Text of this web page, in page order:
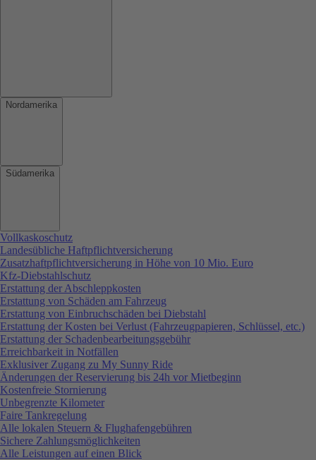
Nordamerika
Südamerika
Vollkaskoschutz
Landesübliche Haftpflichtversicherung
Zusatzhaftpflichtversicherung in Höhe von 10 Mio. Euro
Kfz-Diebstahlschutz
Erstattung der Abschleppkosten
Erstattung von Schäden am Fahrzeug
Erstattung von Einbruchschäden bei Diebstahl
Erstattung der Kosten bei Verlust (Fahrzeugpapieren, Schlüssel, etc.)
Erstattung der Schadenbearbeitungsgebühr
Erreichbarkeit in Notfällen
Exklusiver Zugang zu My Sunny Ride
Änderungen der Reservierung bis 24h vor Mietbeginn
Kostenfreie Stornierung
Unbegrenzte Kilometer
Faire Tankregelung
Alle lokalen Steuern & Flughafengebühren
Sichere Zahlungsmöglichkeiten
Alle Leistungen auf einen Blick